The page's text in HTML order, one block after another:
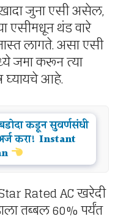
जुना एसी असेल,
एसीमधून थंड वारे
लागते. असा एसी
जमा करून त्या
घ्यायचे आहे.
कडून सुवर्णसंधी
करा! Instant
Rated AC खरेदी
तब्बल 60% पर्यंत